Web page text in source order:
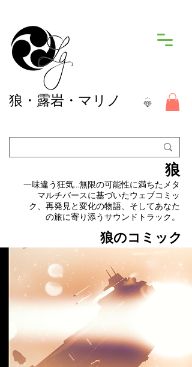
狼 ・露岩・マリノ
狼
一味違う狂気…無限の可能性に満ちたメタ
マルチバースに基づいたウェブコミッ
ク、再発見と変化の物語、そしてあなた
の旅に寄り添うサウンドトラック。
狼のコミック